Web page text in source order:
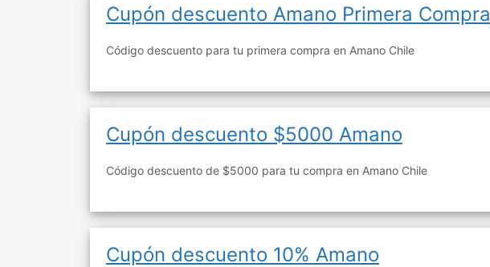
Cupón descuento Amano Primera Compra
Código descuento para tu primera compra en Amano Chile
Cupón descuento $5000 Amano
Código descuento de $5000 para tu compra en Amano Chile
Cupón descuento 10% Amano